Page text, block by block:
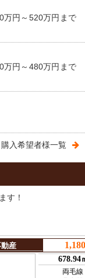
万円～520万円まで
万円～480万円まで
購入希望者様一覧
す！